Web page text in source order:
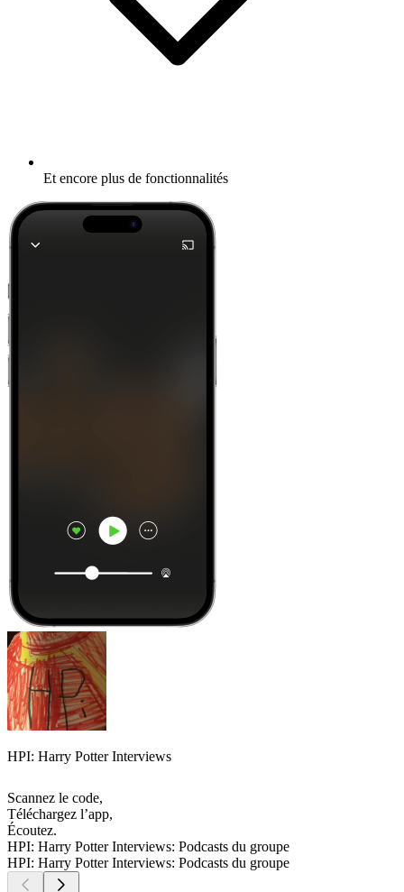
Et encore plus de fonctionnalités
HPI: Harry Potter Interviews
Scannez le code,
Téléchargez l’app,
Écoutez.
HPI: Harry Potter Interviews: Podcasts du groupe
HPI: Harry Potter Interviews: Podcasts du groupe